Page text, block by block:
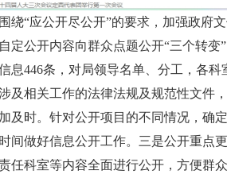
绕“应公开尽公开”的要求，加强政
定公开内容向群众点题公开“三个转
息446条，对局领导名单、分工，各
及相关工作的法律法规及规范性文件
及时。针对公开项目的不同情况，确
间做好信息公开工作。三是公开重点
任科室等内容全面进行公开，方便群